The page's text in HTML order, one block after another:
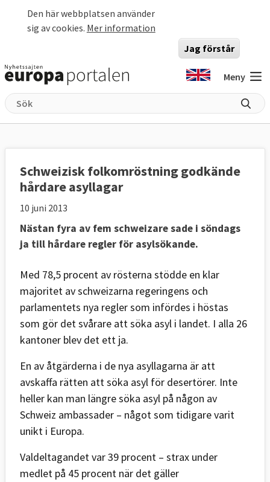
Den här webbplatsen använder
sig av cookies. Mer information
Jag förstår
Meny
Schweizisk folkomröstning godkände
hårdare asyllagar
10 juni 2013
Nästan fyra av fem schweizare sade i söndags
ja till hårdare regler för asylsökande.
Med 78,5 procent av rösterna stödde en klar
majoritet av schweizarna regeringens och
parlamentets nya regler som infördes i höstas
som gör det svårare att söka asyl i landet. I alla 26
kantoner blev det ett ja.
En av åtgärderna i de nya asyllagarna är att
avskaffa rätten att söka asyl för desertörer. Inte
heller kan man längre söka asyl på någon av
Schweiz ambassader – något som tidigare varit
unikt i Europa.
Valdeltagandet var 39 procent – strax under
medlet på 45 procent när det gäller